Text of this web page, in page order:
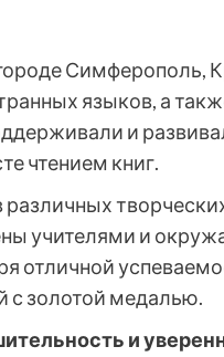
языков, а
и
чтением книг.
учителями и
отличной
с золотой медалью.
и